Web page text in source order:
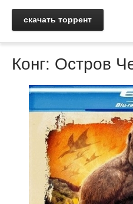
скачать торрент
Конг: Остров